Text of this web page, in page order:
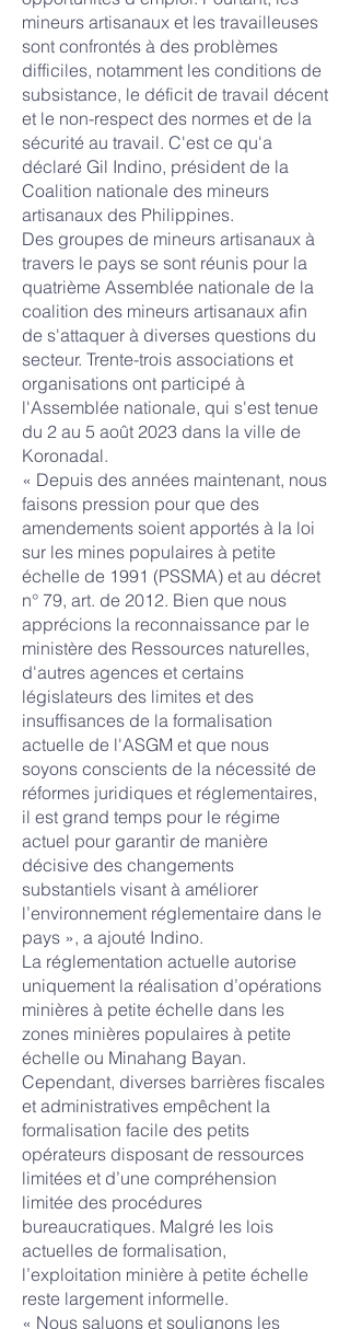
mineurs artisanaux et les travailleuses
sont confrontés à des problèmes
difficiles, notamment les conditions de
subsistance, le déficit de travail décent
et le non-respect des normes et de la
sécurité au travail. C'est ce qu'a
déclaré Gil Indino, président de la
Coalition nationale des mineurs
artisanaux des Philippines.
Des groupes de mineurs artisanaux à
travers le pays se sont réunis pour la
quatrième Assemblée nationale de la
coalition des mineurs artisanaux afin
de s'attaquer à diverses questions du
secteur. Trente-trois associations et
organisations ont participé à
l'Assemblée nationale, qui s'est tenue
du 2 au 5 août 2023 dans la ville de
Koronadal.
« Depuis des années maintenant, nous
faisons pression pour que des
amendements soient apportés à la loi
sur les mines populaires à petite
échelle de 1991 (PSSMA) et au décret
n° 79, art. de 2012. Bien que nous
apprécions la reconnaissance par le
ministère des Ressources naturelles,
d'autres agences et certains
législateurs des limites et des
insuffisances de la formalisation
actuelle de l'ASGM et que nous
soyons conscients de la nécessité de
réformes juridiques et réglementaires,
il est grand temps pour le régime
actuel pour garantir de manière
décisive des changements
substantiels visant à améliorer
l’environnement réglementaire dans le
pays », a ajouté Indino.
La réglementation actuelle autorise
uniquement la réalisation d’opérations
minières à petite échelle dans les
zones minières populaires à petite
échelle ou Minahang Bayan.
Cependant, diverses barrières fiscales
et administratives empêchent la
formalisation facile des petits
opérateurs disposant de ressources
limitées et d’une compréhension
limitée des procédures
bureaucratiques. Malgré les lois
actuelles de formalisation,
l’exploitation minière à petite échelle
reste largement informelle.
« Nous saluons et soulignons les